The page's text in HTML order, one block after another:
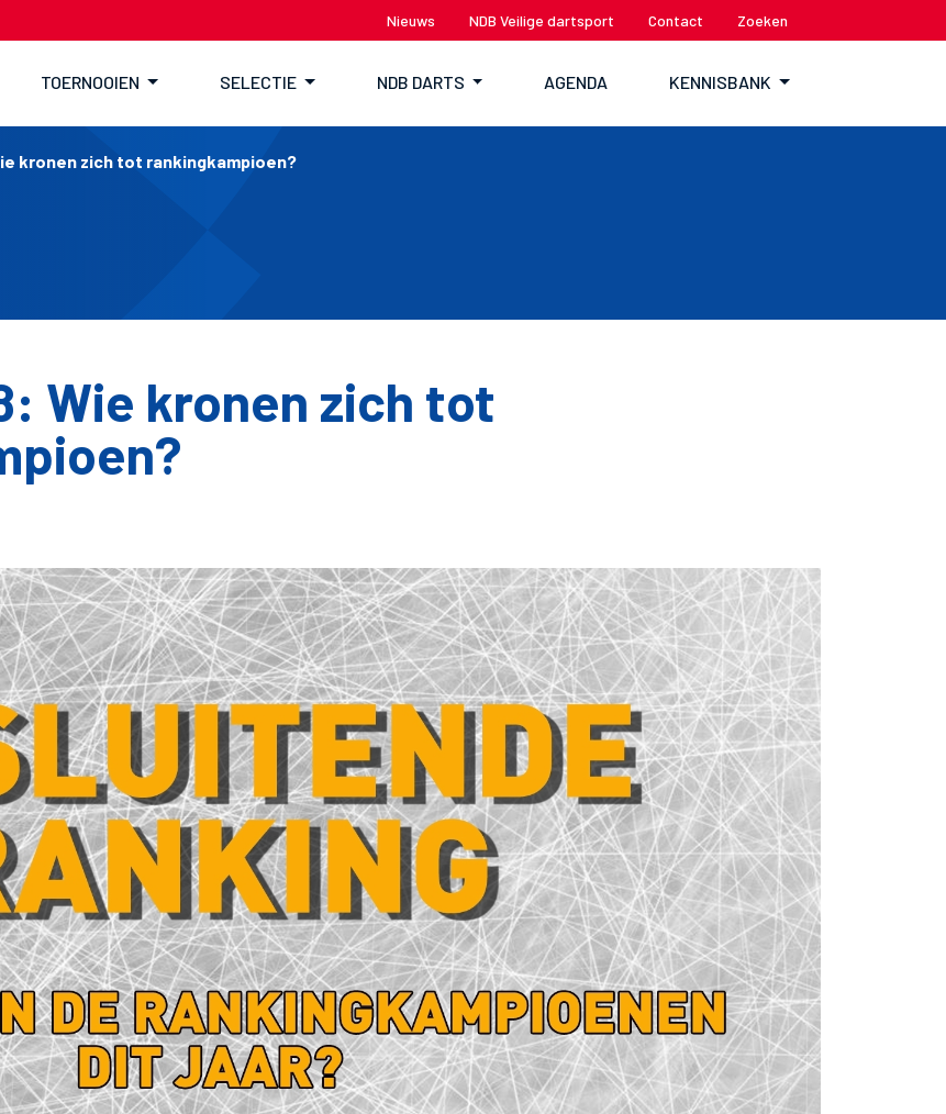
Nieuws NDB Veilige dartsport Contact Zoeken
TOERNOOIEN SELECTIE NDB DARTS AGENDA KENNISBANK
kronen zich tot rankingkampioen?
Wie kronen zich tot